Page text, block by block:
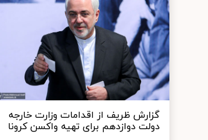
گزارش‌ ظریف از اقدامات وزارت‌ خارجه
دولت‌ دوازدهم برای‌ تهیه واکسن‌ کرونا